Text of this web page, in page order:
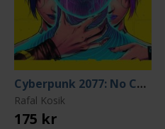
Cyberpunk 2077: No Coincidence
Rafal Kosik
175 kr